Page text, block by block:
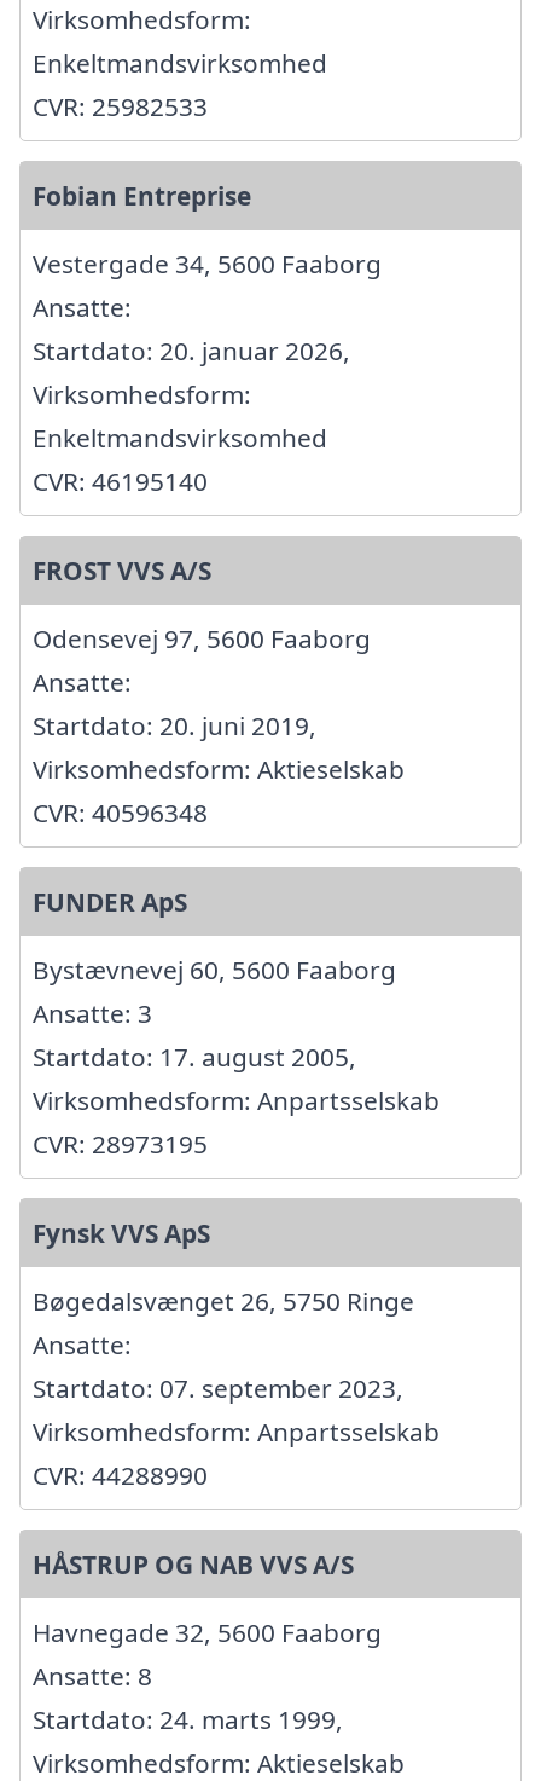
Virksomhedsform:
Enkeltmandsvirksomhed
CVR: 25982533
Fobian Entreprise
Vestergade 34, 5600 Faaborg
Ansatte:
Startdato: 20. januar 2026,
Virksomhedsform:
Enkeltmandsvirksomhed
CVR: 46195140
FROST VVS A/S
Odensevej 97, 5600 Faaborg
Ansatte:
Startdato: 20. juni 2019,
Virksomhedsform: Aktieselskab
CVR: 40596348
FUNDER ApS
Bystævnevej 60, 5600 Faaborg
Ansatte: 3
Startdato: 17. august 2005,
Virksomhedsform: Anpartsselskab
CVR: 28973195
Fynsk VVS ApS
Bøgedalsvænget 26, 5750 Ringe
Ansatte:
Startdato: 07. september 2023,
Virksomhedsform: Anpartsselskab
CVR: 44288990
HÅSTRUP OG NAB VVS A/S
Havnegade 32, 5600 Faaborg
Ansatte: 8
Startdato: 24. marts 1999,
Virksomhedsform: Aktieselskab